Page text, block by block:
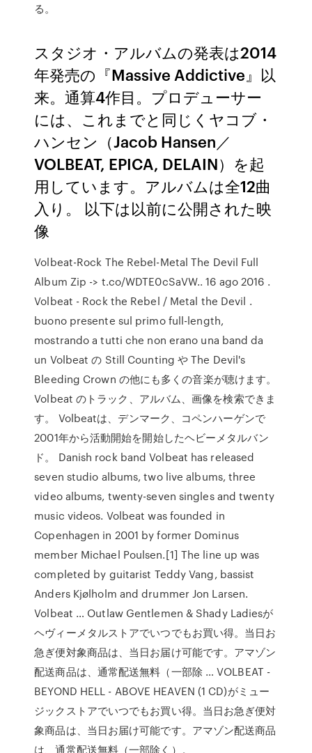
る。
スタジオ・アルバムの発表は2014
年発売の『Massive Addictive』以
来。通算4作目。プロデューサー
には、これまでと同じくヤコブ・
ハンセン（Jacob Hansen／
VOLBEAT, EPICA, DELAIN）を起
用しています。アルバムは全12曲
入り。 以下は以前に公開された映
像
Volbeat-Rock The Rebel-Metal The Devil Full
Album Zip -> t.co/WDTE0cSaVW.. 16 ago 2016 .
Volbeat - Rock the Rebel / Metal the Devil .
buono presente sul primo full-length,
mostrando a tutti che non erano una band da
un Volbeat の Still Counting や The Devil's
Bleeding Crown の他にも多くの音楽が聴けます。
Volbeat のトラック、アルバム、画像を検索できま
す。 Volbeatは、デンマーク、コペンハーゲンで
2001年から活動開始を開始したヘビーメタルバン
ド。 Danish rock band Volbeat has released
seven studio albums, two live albums, three
video albums, twenty-seven singles and twenty
music videos. Volbeat was founded in
Copenhagen in 2001 by former Dominus
member Michael Poulsen.[1] The line up was
completed by guitarist Teddy Vang, bassist
Anders Kjølholm and drummer Jon Larsen.
Volbeat … Outlaw Gentlemen & Shady Ladiesが
ヘヴィーメタルストアでいつでもお買い得。当日お
急ぎ便対象商品は、当日お届け可能です。アマゾン
配送商品は、通常配送無料（一部除 … VOLBEAT -
BEYOND HELL - ABOVE HEAVEN (1 CD)がミュー
ジックストアでいつでもお買い得。当日お急ぎ便対
象商品は、当日お届け可能です。アマゾン配送商品
は、通常配送無料（一部除く）。